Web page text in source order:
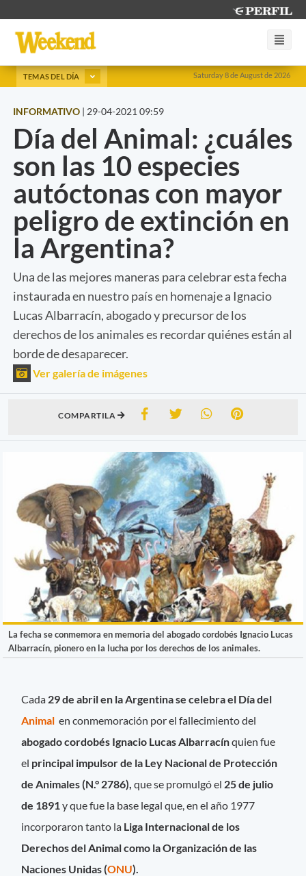
Saturday 8 de August de 2026
TEMAS DEL DÍA
INFORMATIVO | 29-04-2021 09:59
Día del Animal: ¿cuáles
son las 10 especies
autóctonas con mayor
peligro de extinción en
la Argentina?
Una de las mejores maneras para celebrar esta fecha
instaurada en nuestro país en homenaje a Ignacio
Lucas Albarracín, abogado y precursor de los
derechos de los animales es recordar quiénes están al
borde de desaparecer.
Ver galería de imágenes
COMPARTILA
La fecha se conmemora en memoria del abogado cordobés Ignacio Lucas
Albarracín, pionero en la lucha por los derechos de los animales.
Cada 29 de abril en la Argentina se celebra el Día del
Animal en conmemoración por el fallecimiento del
abogado cordobés Ignacio Lucas Albarracínquien fue
el principal impulsor de la Ley Nacional de Protección
de Animales (N.° 2786), que se promulgó el 25 de julio
de 1891 y que fue la base legal que, en el año 1977
incorporaron tanto la Liga Internacional de los
Derechos del Animal como la Organización de las
Naciones Unidas (ONU).